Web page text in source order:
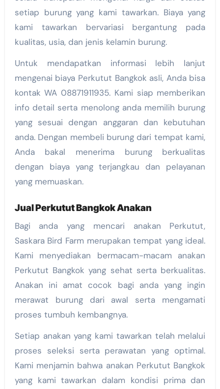
setiap burung yang kami tawarkan. Biaya yang
kami tawarkan bervariasi bergantung pada
kualitas, usia, dan jenis kelamin burung.
Untuk mendapatkan informasi lebih lanjut
mengenai biaya Perkutut Bangkok asli, Anda bisa
kontak WA 08871911935. Kami siap memberikan
info detail serta menolong anda memilih burung
yang sesuai dengan anggaran dan kebutuhan
anda. Dengan membeli burung dari tempat kami,
Anda bakal menerima burung berkualitas
dengan biaya yang terjangkau dan pelayanan
yang memuaskan.
Jual Perkutut Bangkok Anakan
Bagi anda yang mencari anakan Perkutut,
Saskara Bird Farm merupakan tempat yang ideal.
Kami menyediakan bermacam-macam anakan
Perkutut Bangkok yang sehat serta berkualitas.
Anakan ini amat cocok bagi anda yang ingin
merawat burung dari awal serta mengamati
proses tumbuh kembangnya.
Setiap anakan yang kami tawarkan telah melalui
proses seleksi serta perawatan yang optimal.
Kami menjamin bahwa anakan Perkutut Bangkok
yang kami tawarkan dalam kondisi prima dan